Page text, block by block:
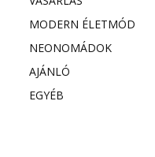
MODERN ÉLETMÓD
NEONOMÁDOK
AJÁNLÓ
EGYÉB